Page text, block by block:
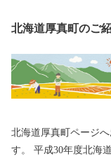
北海道厚真町のご
北海道厚真町ページ
す。 平成30年度北海道胆振東部地震では震度7の地震に見舞わ